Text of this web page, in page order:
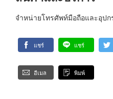
จำหน่ายโทรศัพท์มือถือและอุป
แชร์ แชร์
อีเมล พิมพ์